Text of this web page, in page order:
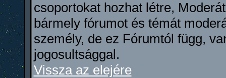
csoportokat hozhat létre,
bármely fórumot és témát
személy, de ez Fórumtól függ,
jogosultsággal.
Vissza az elejére